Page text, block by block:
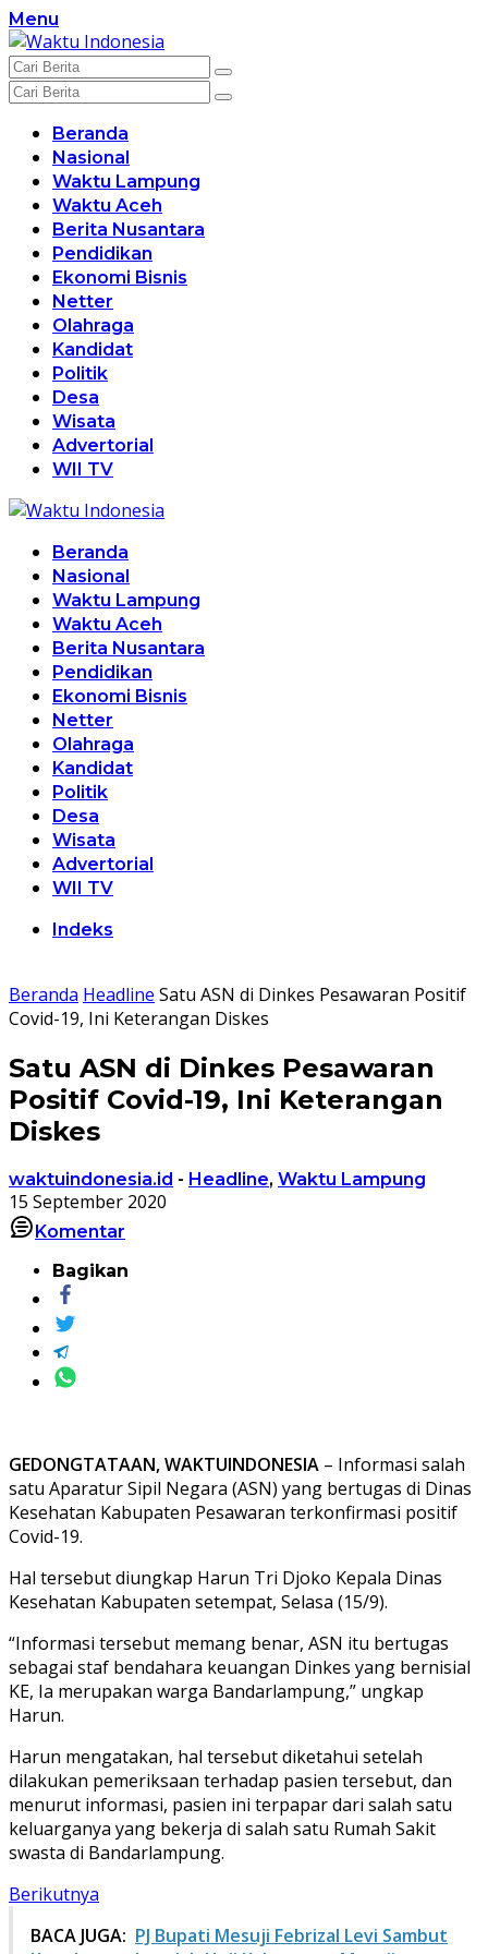
Langsung
ke
konten
Menu
Beranda
Nasional
Waktu Lampung
Waktu Aceh
Berita Nusantara
Pendidikan
Ekonomi Bisnis
Netter
Olahraga
Kandidat
Politik
Desa
Wisata
Advertorial
WII TV
Beranda
Nasional
Waktu Lampung
Waktu Aceh
Berita Nusantara
Pendidikan
Ekonomi Bisnis
Netter
Olahraga
Kandidat
Politik
Desa
Wisata
Advertorial
WII TV
Indeks
Beranda Headline Satu ASN di Dinkes Pesawaran Positif
Covid-19, Ini Keterangan Diskes
Satu ASN di Dinkes Pesawaran
Positif Covid-19, Ini Keterangan
Diskes
waktuindonesia.id - Headline, Waktu Lampung
15 September 2020
Komentar
Bagikan
GEDONGTATAAN, WAKTUINDONESIA – Informasi salah
satu Aparatur Sipil Negara (ASN) yang bertugas di Dinas
Kesehatan Kabupaten Pesawaran terkonfirmasi positif
Covid-19.
Hal tersebut diungkap Harun Tri Djoko Kepala Dinas
Kesehatan Kabupaten setempat, Selasa (15/9).
“Informasi tersebut memang benar, ASN itu bertugas
sebagai staf bendahara keuangan Dinkes yang bernisial
KE, Ia merupakan warga Bandarlampung,” ungkap
Harun.
Harun mengatakan, hal tersebut diketahui setelah
dilakukan pemeriksaan terhadap pasien tersebut, dan
menurut informasi, pasien ini terpapar dari salah satu
keluarganya yang bekerja di salah satu Rumah Sakit
swasta di Bandarlampung.
Berikutnya
BACA JUGA: PJ Bupati Mesuji Febrizal Levi Sambut